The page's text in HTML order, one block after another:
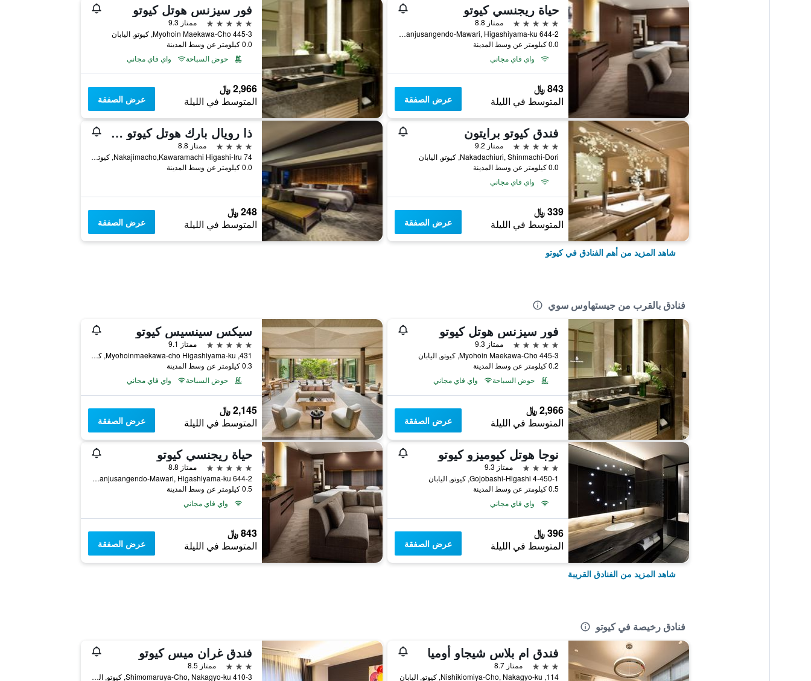
حياة ريجنسي كيوتو
5 نجوم
ممتاز 8.8
644-2 Sanjusangendo-Mawari, Higashiyama-ku, كيوتو, اليابان
0.0 كيلومتر عن وسط المدينة
واي فاي مجاني
843 ﷼
المتوسط في الليلة عرض الصفقة
فور سيزنس هوتل كيوتو
5 نجوم
ممتاز 9.3
445-3 Myohoin Maekawa-Cho, كيوتو, اليابان
0.0 كيلومتر عن وسط المدينة
حوض السباحة
واي فاي مجاني
2,966 ﷼
المتوسط في الليلة عرض الصفقة
فندق كيوتو برايتون
5 نجوم
ممتاز 9.2
Nakadachiuri, Shinmachi-Dori, كيوتو, اليابان
0.0 كيلومتر عن وسط المدينة
واي فاي مجاني
339 ﷼
المتوسط في الليلة عرض الصفقة
ذا رويال بارك هوتل كيوتو سانجو
4 نجوم
ممتاز 8.8
74 Nakajimacho,Kawaramachi Higashi-Iru, كيوتو, اليابان
0.0 كيلومتر عن وسط المدينة
248 ﷼
المتوسط في الليلة عرض الصفقة
شاهد المزيد من أهم الفنادق في كيوتو
فنادق بالقرب من جيستهاوس سوي
فور سيزنس هوتل كيوتو
5 نجوم
ممتاز 9.3
445-3 Myohoin Maekawa-Cho, كيوتو, اليابان
0.2 كيلومتر عن وسط المدينة
حوض السباحة
واي فاي مجاني
2,966 ﷼
المتوسط في الليلة عرض الصفقة
سيكس سينسيس كيوتو
5 نجوم
ممتاز 9.1
431, Myohoinmaekawa-cho Higashiyama-ku, كيوتو, اليابان
0.3 كيلومتر عن وسط المدينة
حوض السباحة
واي فاي مجاني
2,145 ﷼
المتوسط في الليلة عرض الصفقة
نوجا هوتل كيوميزو كيوتو
4 نجوم
ممتاز 9.3
4-450-1 Gojobashi-Higashi, كيوتو, اليابان
0.5 كيلومتر عن وسط المدينة
واي فاي مجاني
396 ﷼
المتوسط في الليلة عرض الصفقة
حياة ريجنسي كيوتو
5 نجوم
ممتاز 8.8
644-2 Sanjusangendo-Mawari, Higashiyama-ku, كيوتو, اليابان
0.5 كيلومتر عن وسط المدينة
واي فاي مجاني
843 ﷼
المتوسط في الليلة عرض الصفقة
شاهد المزيد من الفنادق القريبة
فنادق رخيصة في كيوتو
فندق ام بلاس شيجاو أوميا
3 نجوم
ممتاز 8.7
114, Nishikiomiya-Cho, Nakagyo-ku, كيوتو, اليابان
فندق غران ميس كيوتو
3 نجوم
ممتاز 8.5
410-3 Shimomaruya-Cho, Nakagyo-ku, كيوتو, اليابان